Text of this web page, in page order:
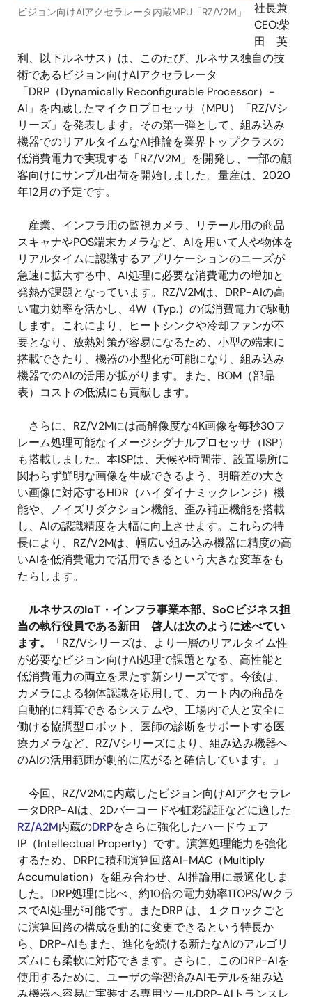
ビジョン向けAIアクセラレータ内蔵MPU「RZ/V2M」
社長兼
CEO:柴
田 英
利、以下ルネサス）は、このたび、ルネサス独自の技
術であるビジョン向けAIアクセラレータ
「DRP（Dynamically Reconfigurable Processor）-
AI」を内蔵したマイクロプロセッサ（MPU）「RZ/Vシ
リーズ」を発表します。その第一弾として、組み込み
機器でのリアルタイムなAI推論を業界トップクラスの
低消費電力で実現する「RZ/V2M」を開発し、一部の顧
客向けにサンプル出荷を開始しました。量産は、2020
年12月の予定です。
産業、インフラ用の監視カメラ、リテール用の商品
スキャナやPOS端末カメラなど、AIを用いて人や物体を
リアルタイムに認識するアプリケーションのニーズが
急速に拡大する中、AI処理に必要な消費電力の増加と
発熱が課題となっています。RZ/V2Mは、DRP-AIの高
い電力効率を活かし、4W（Typ.）の低消費電力で駆動
します。これにより、ヒートシンクや冷却ファンが不
要となり、放熱対策が容易になるため、小型の端末に
搭載できたり、機器の小型化が可能になり、組み込み
機器でのAIの活用が拡がります。また、BOM（部品
表）コストの低減にも貢献します。
さらに、RZ/V2Mには高解像度な4K画像を毎秒30フ
レーム処理可能なイメージシグナルプロセッサ（ISP）
も搭載しました。本ISPは、天候や時間帯、設置場所に
関わらず鮮明な画像を生成できるよう、明暗差の大き
い画像に対応するHDR（ハイダイナミックレンジ）機
能や、ノイズリダクション機能、歪み補正機能を搭載
し、AIの認識精度を大幅に向上させます。これらの特
長により、RZ/V2Mは、幅広い組み込み機器に精度の高
いAIを低消費電力で活用できるという大きな変革をも
たらします。
ルネサスのIoT・インフラ事業本部、SoCビジネス担
当の執行役員である新田 啓人は次のように述べてい
ます。
「RZ/Vシリーズは、より一層のリアルタイム性
が必要なビジョン向けAI処理で課題となる、高性能と
低消費電力の両立を果たす新シリーズです。今後は、
カメラによる物体認識を応用して、カート内の商品を
自動的に精算できるシステムや、工場内で人と安全に
働ける協調型ロボット、医師の診断をサポートする医
療カメラなど、RZ/Vシリーズにより、組み込み機器へ
のAIの活用範囲が劇的に広がると確信しています。」
今回、RZ/V2Mに内蔵したビジョン向けAIアクセラレ
ータDRP-AIは、2Dバーコードや虹彩認証などに適した
RZ/A2M内蔵のDRPをさらに強化したハードウェア
IP（Intellectual Property）です。演算処理能力を強化
するため、DRPに積和演算回路AI-MAC（Multiply
Accumulation）を組み合わせ、AI推論用に最適化しま
した。DRP処理に比べ、約10倍の電力効率1TOPS/Wクラ
スでAI処理が可能です。またDRP は、１クロックごと
に演算回路の構成を動的に変更できるという特長か
ら、DRP-AIもまた、進化を続ける新たなAIのアルゴリ
ズムにも柔軟に対応できます。さらに、このDRP-AIを
使用するために、ユーザの学習済みAIモデルを組み込
み機器へ容易に実装する専用ツールDRP-AIトランスレ